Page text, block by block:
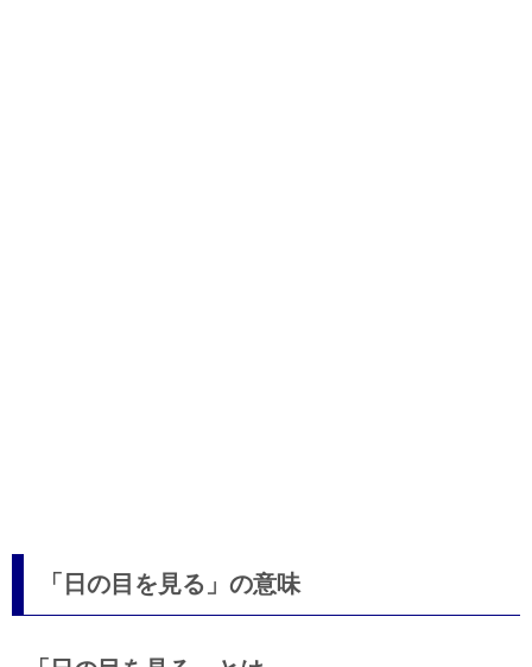
「日の目を見る」の意味